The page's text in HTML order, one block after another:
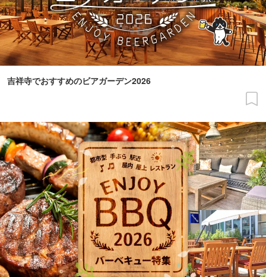
吉祥寺でおすすめのビアガーデン2026